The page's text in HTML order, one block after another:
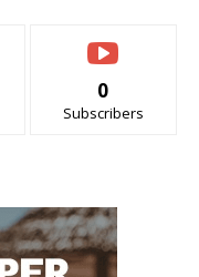
0
Subscribers